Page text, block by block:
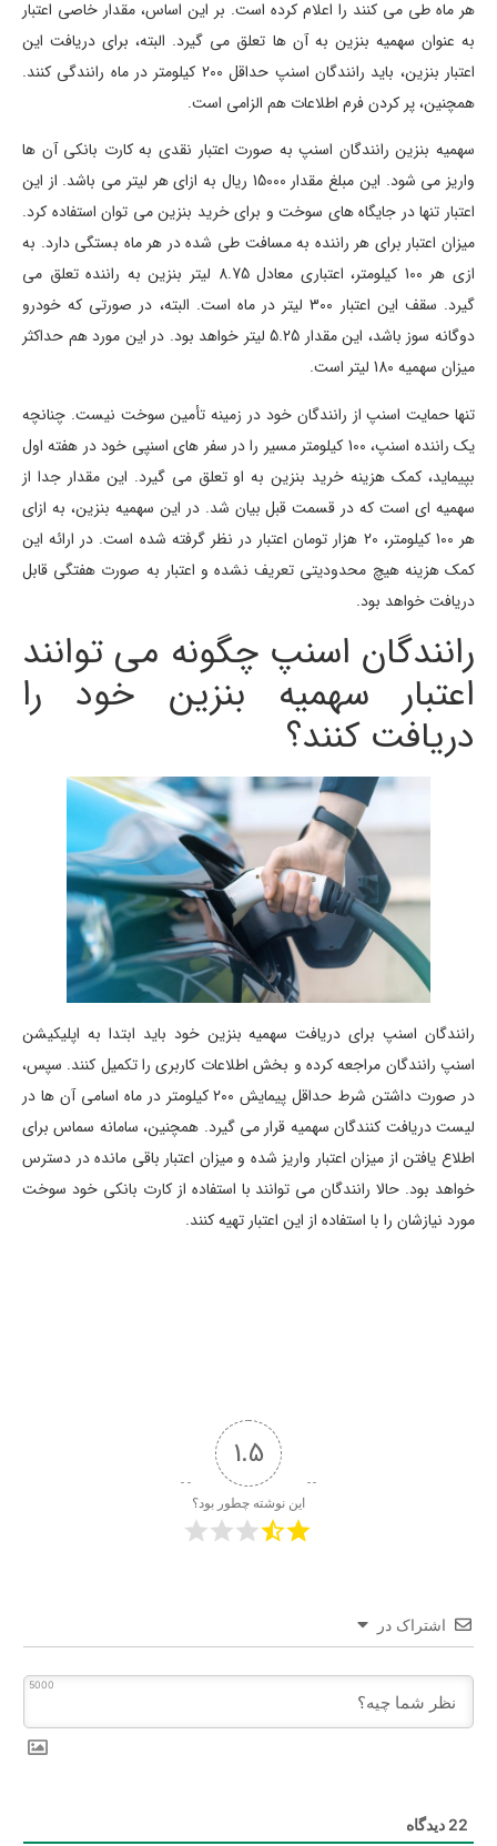
هر ماه طی می کنند را اعلام کرده است. بر این اساس، مقدار خاصی اعتبار
به عنوان سهمیه بنزین به آن ها تعلق می گیرد. البته، برای دریافت این
اعتبار بنزین، باید رانندگان اسنپ حداقل 200 کیلومتر در ماه رانندگی کنند.
همچنین، پر کردن فرم اطلاعات هم الزامی است.
سهمیه بنزین رانندگان اسنپ به صورت اعتبار نقدی به کارت بانکی آن ها
واریز می شود. این مبلغ مقدار 15000 ریال به ازای هر لیتر می باشد. از این
اعتبار تنها در جایگاه های سوخت و برای خرید بنزین می توان استفاده کرد.
میزان اعتبار برای هر راننده به مسافت طی شده در هر ماه بستگی دارد. به
ازی هر 100 کیلومتر، اعتباری معادل 8.75 لیتر بنزین به راننده تعلق می
گیرد. سقف این اعتبار 300 لیتر در ماه است. البته، در صورتی که خودرو
دوگانه سوز باشد، این مقدار 5.25 لیتر خواهد بود. در این مورد هم حداکثر
میزان سهمیه 180 لیتر است.
تنها حمایت اسنپ از رانندگان خود در زمینه تأمین سوخت نیست. چنانچه
یک راننده اسنپ، 100 کیلومتر مسیر را در سفر های اسنپی خود در هفته اول
بپیماید، کمک هزینه خرید بنزین به او تعلق می گیرد. این مقدار جدا از
سهمیه ای است که در قسمت قبل بیان شد. در این سهمیه بنزین، به ازای
هر 100 کیلومتر، 20 هزار تومان اعتبار در نظر گرفته شده است. در ارائه این
کمک هزینه هیچ محدودیتی تعریف نشده و اعتبار به صورت هفتگی قابل
دریافت خواهد بود.
رانندگان اسنپ چگونه می توانند
اعتبار سهمیه بنزین خود را
دریافت کنند؟
رانندگان اسنپ برای دریافت سهمیه بنزین خود باید ابتدا به اپلیکیشن
اسنپ رانندگان مراجعه کرده و بخش اطلاعات کاربری را تکمیل کنند. سپس،
در صورت داشتن شرط حداقل پیمایش 200 کیلومتر در ماه اسامی آن ها در
لیست دریافت کنندگان سهمیه قرار می گیرد. همچنین، سامانه سماس برای
اطلاع یافتن از میزان اعتبار واریز شده و میزان اعتبار باقی مانده در دسترس
خواهد بود. حالا رانندگان می توانند با استفاده از کارت بانکی خود سوخت
مورد نیازشان را با استفاده از این اعتبار تهیه کنند.
1.5
این نوشته چطور بود؟
اشتراک در
5000
22 دیدگاه